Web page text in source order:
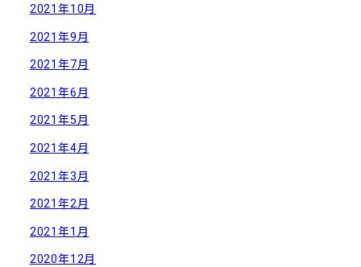
2021年10月
2021年9月
2021年7月
2021年6月
2021年5月
2021年4月
2021年3月
2021年2月
2021年1月
2020年12月